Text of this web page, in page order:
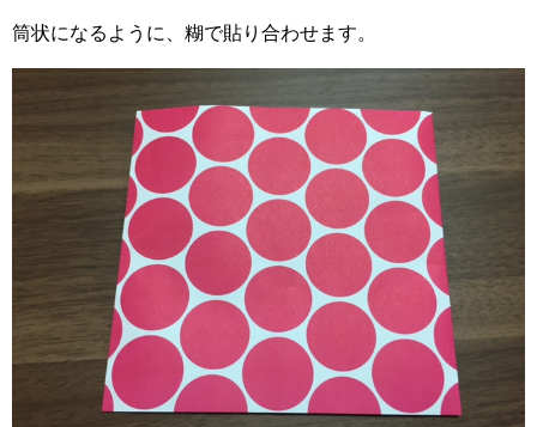
筒状になるように、糊で貼り合わせます。